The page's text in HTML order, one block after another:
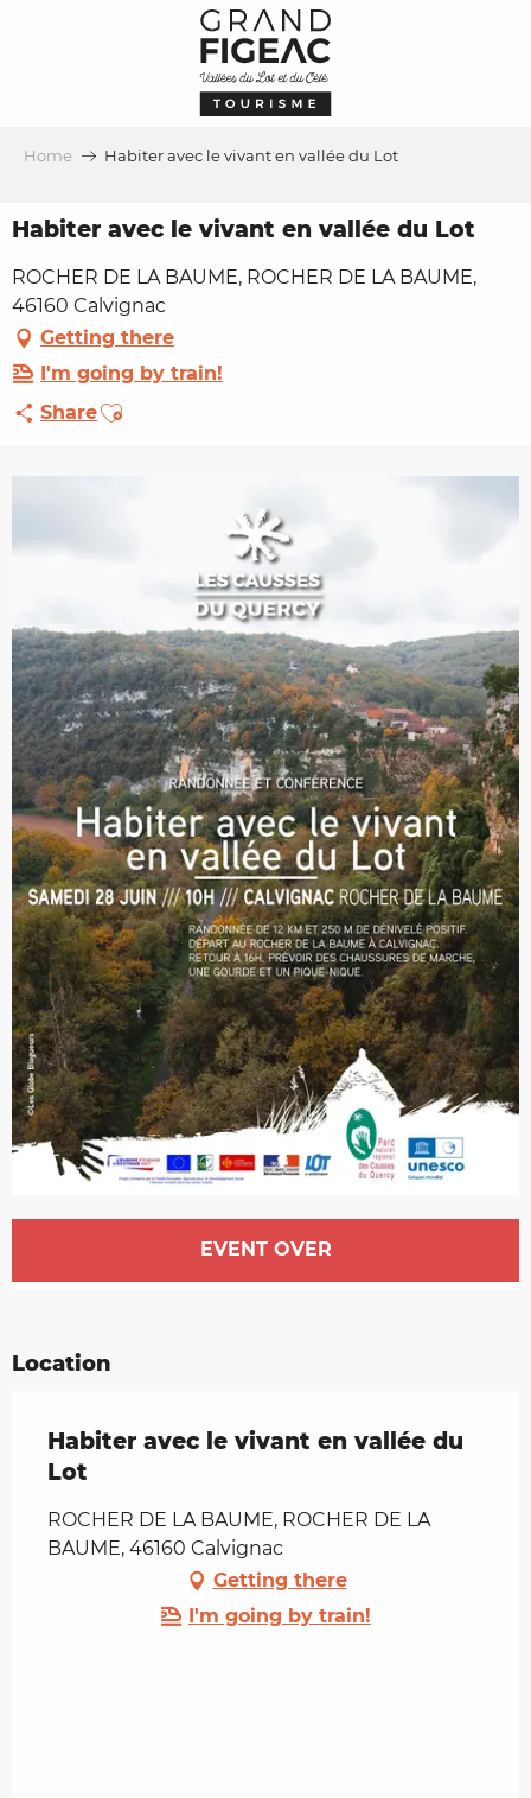
Home Habiter avec le vivant en vallée du Lot
Habiter avec le vivant en vallée du Lot
ROCHER DE LA BAUME, ROCHER DE LA BAUME,
46160 Calvignac
Getting there
I'm going by train!
ShareAjouter aux favoris
Opening hours & contact details
EVENT OVER
Location
Habiter avec le vivant en vallée du
Lot
ROCHER DE LA BAUME, ROCHER DE LA
BAUME, 46160 Calvignac
Getting there
I'm going by train!